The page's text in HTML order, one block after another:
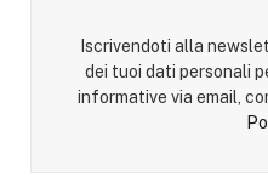
Iscrivendoti alla
dei tuoi dati personali
informative via email,